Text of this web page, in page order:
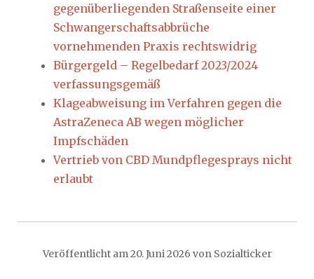
gegenüberliegenden Straßenseite einer
Schwangerschaftsabbrüche
vornehmenden Praxis rechtswidrig
Bürgergeld – Regelbedarf 2023/2024
verfassungsgemäß
Klageabweisung im Verfahren gegen die
AstraZeneca AB wegen möglicher
Impfschäden
Vertrieb von CBD Mundpflegesprays nicht
erlaubt
Veröffentlicht am20. Juni 2026 von Sozialticker